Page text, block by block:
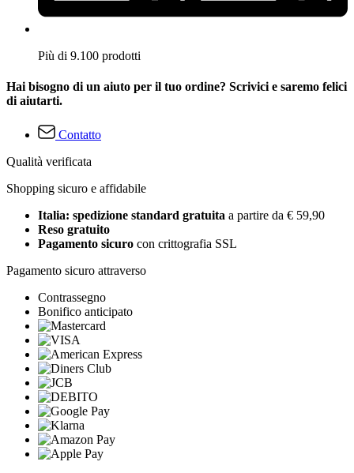
Più di 9.100 prodotti
Hai bisogno di un aiuto per il tuo ordine? Scrivici e saremo felici
di aiutarti.
Contatto
Qualità verificata
Shopping sicuro e affidabile
Italia: spedizione standard gratuita a partire da € 59,90
Reso gratuito
Pagamento sicuro con crittografia SSL
Pagamento sicuro attraverso
Contrassegno
Bonifico anticipato